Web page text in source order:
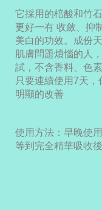
它採用的棓酸和竹
更好一有 收斂、抑
美白的功效。成份
肌膚問題煩惱的人
試，不含香料、色
只要連續使用7天
明顯的改善
使用方法：早晚使
等到完全精華吸收